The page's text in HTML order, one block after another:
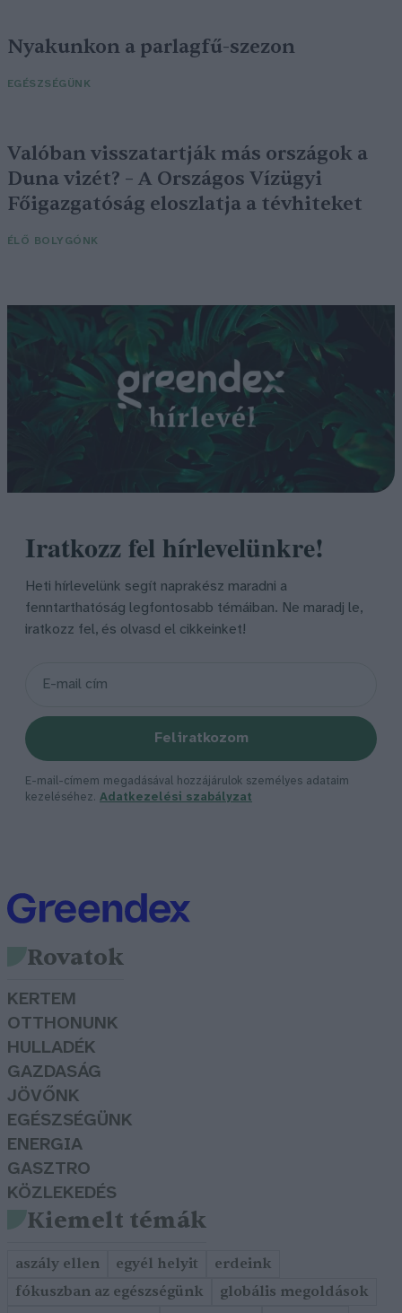
Nyakunkon a parlagfű-szezon
EGÉSZSÉGÜNK
Valóban visszatartják más országok a
Duna vizét? – A Országos Vízügyi
Főigazgatóság eloszlatja a tévhiteket
ÉLŐ BOLYGÓNK
Iratkozz fel hírlevelünkre!
Heti hírlevelünk segít naprakész maradni a
fenntarthatóság legfontosabb témáiban. Ne maradj le,
iratkozz fel, és olvasd el cikkeinket!
Feliratkozom
E-mail-címem megadásával hozzájárulok személyes adataim
kezeléséhez. Adatkezelési szabályzat
Rovatok
KERTEM
OTTHONUNK
HULLADÉK
GAZDASÁG
JÖVŐNK
EGÉSZSÉGÜNK
ENERGIA
GASZTRO
KÖZLEKEDÉS
Kiemelt témák
aszály ellen egyél helyit
erdeink
fókuszban az egészségünk
globális megoldások